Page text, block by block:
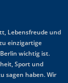
Lebensfreude und
einzigartige
wichtig ist.
Sport und
sagen haben. Wir